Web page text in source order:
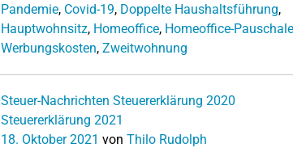
Pandemie, Covid-19, Doppelte Haushaltsführung,
Hauptwohnsitz, Homeoffice, Homeoffice-Pauschale
Werbungskosten, Zweitwohnung
Steuer-Nachrichten Steuererklärung 2020
Steuererklärung 2021
18. Oktober 2021 von Thilo Rudolph